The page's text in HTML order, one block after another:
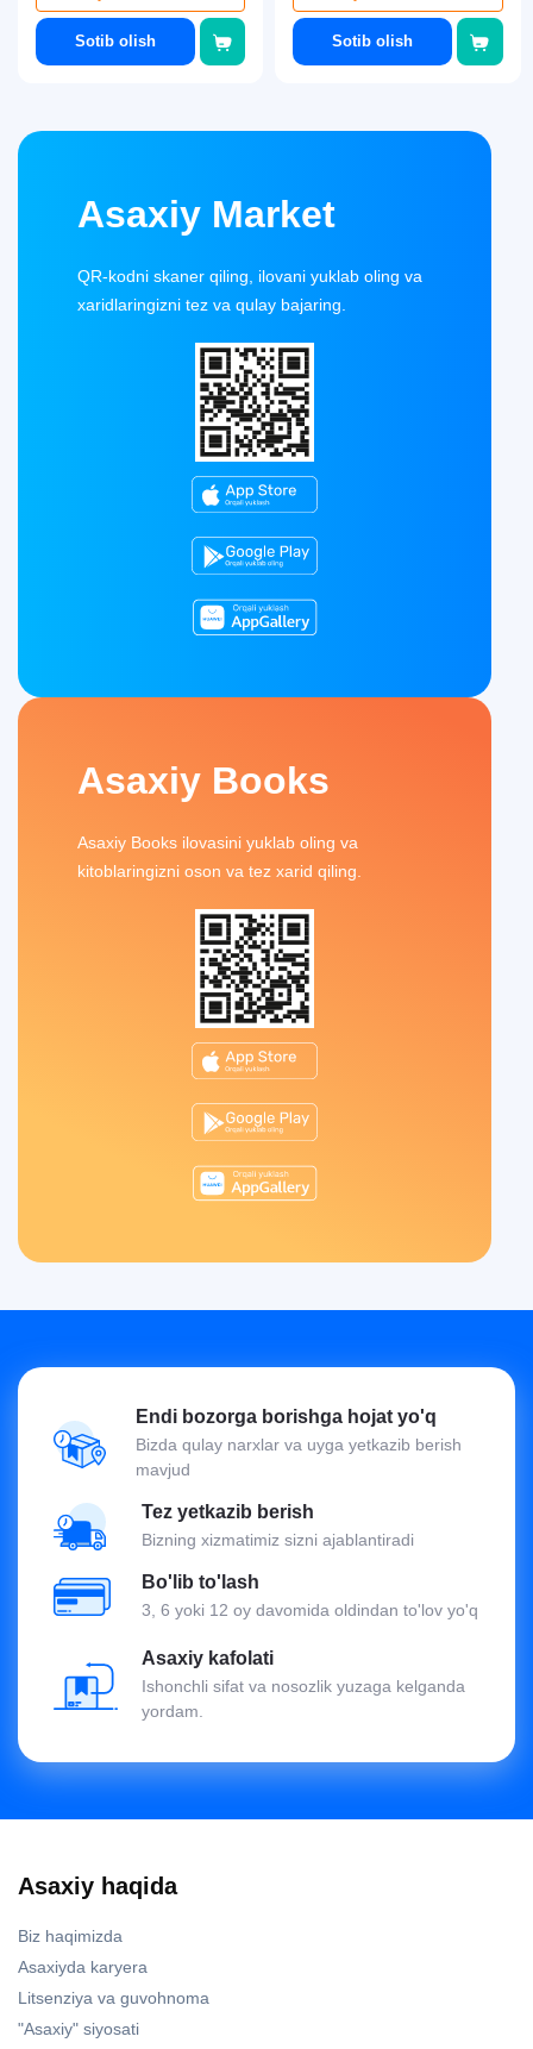
Sotib olish Sotib olish
Asaxiy Market
QR-kodni skaner qiling, ilovani yuklab oling va
xaridlaringizni tez va qulay bajaring.
Asaxiy Books
Asaxiy Books ilovasini yuklab oling va
kitoblaringizni oson va tez xarid qiling.
Endi bozorga borishga hojat yo'q
Bizda qulay narxlar va uyga yetkazib berish
mavjud
Tez yetkazib berish
Bizning xizmatimiz sizni ajablantiradi
Bo'lib to'lash
3, 6 yoki 12 oy davomida oldindan to'lov yo'q
Asaxiy kafolati
Ishonchli sifat va nosozlik yuzaga kelganda
yordam.
Asaxiy haqida
Biz haqimizda
Asaxiyda karyera
Litsenziya va guvohnoma
"Asaxiy" siyosati